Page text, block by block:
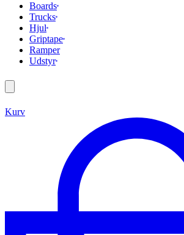
Boards
Trucks
Hjul
Griptape
Ramper
Udstyr
Search
Kurv